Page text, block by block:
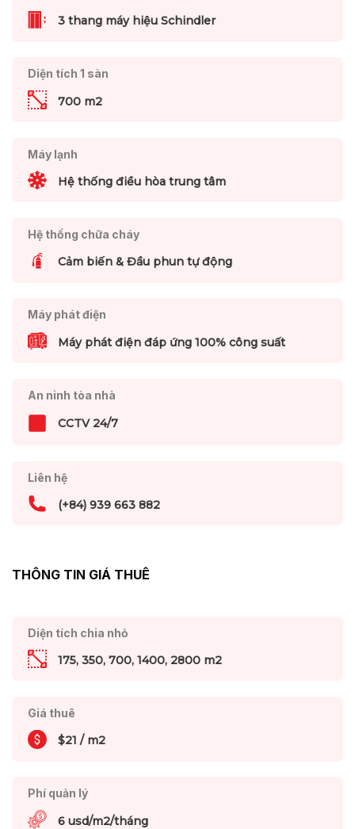
3 thang máy hiệu Schindler
Diện tích 1 sàn
700 m2
Máy lạnh
Hệ thống điều hòa trung tâm
Hệ thống chữa cháy
Cảm biến & Đầu phun tự động
Máy phát điện
Máy phát điện đáp ứng 100% công suất
An ninh tòa nhà
CCTV 24/7
Liên hệ
(+84) 939 663 882
THÔNG TIN GIÁ THUÊ
Diện tích chia nhỏ
175, 350, 700, 1400, 2800 m2
Giá thuê
$21 / m2
Phí quản lý
6 usd/m2/tháng